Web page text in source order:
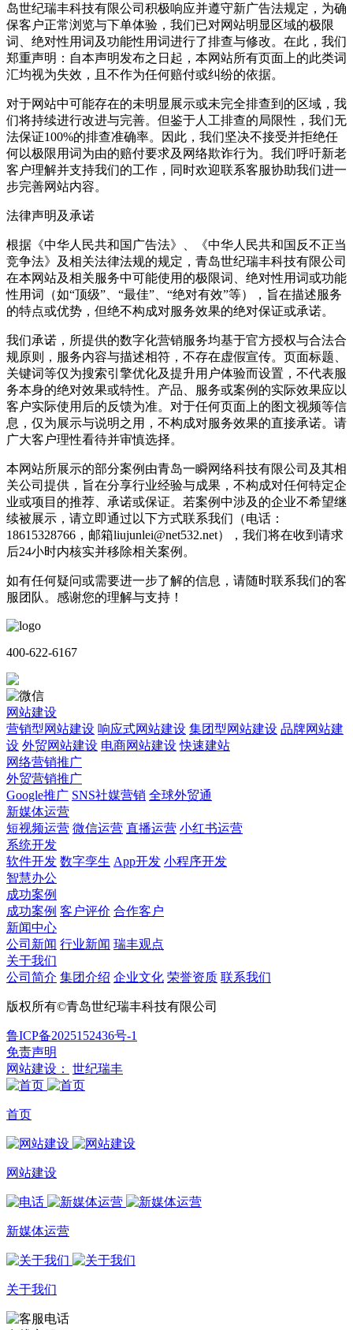
岛世纪瑞丰科技有限公司积极响应并遵守新广告法规定，为确
保客户正常浏览与下单体验，我们已对网站明显区域的极限
词、绝对性用词及功能性用词进行了排查与修改。在此，我们
郑重声明：自本声明发布之日起，本网站所有页面上的此类词
汇均视为失效，且不作为任何赔付或纠纷的依据。
对于网站中可能存在的未明显展示或未完全排查到的区域，我
们将持续进行改进与完善。但鉴于人工排查的局限性，我们无
法保证100%的排查准确率。因此，我们坚决不接受并拒绝任
何以极限用词为由的赔付要求及网络欺诈行为。我们呼吁新老
客户理解并支持我们的工作，同时欢迎联系客服协助我们进一
步完善网站内容。
法律声明及承诺
根据《中华人民共和国广告法》、《中华人民共和国反不正当
竞争法》及相关法律法规的规定，青岛世纪瑞丰科技有限公司
在本网站及相关服务中可能使用的极限词、绝对性用词或功能
性用词（如“顶级”、“最佳”、“绝对有效”等），旨在描述服务
的特点或优势，但绝不构成对服务效果的绝对保证或承诺。
我们承诺，所提供的数字化营销服务均基于官方授权与合法合
规原则，服务内容与描述相符，不存在虚假宣传。页面标题、
关键词等仅为搜索引擎优化及提升用户体验而设置，不代表服
务本身的绝对效果或特性。产品、服务或案例的实际效果应以
客户实际使用后的反馈为准。对于任何页面上的图文视频等信
息，仅为展示与说明之用，不构成对服务效果的直接承诺。请
广大客户理性看待并审慎选择。
本网站所展示的部分案例由青岛一瞬网络科技有限公司及其相
关公司提供，旨在分享行业经验与成果，不构成对任何特定企
业或项目的推荐、承诺或保证。若案例中涉及的企业不希望继
续被展示，请立即通过以下方式联系我们（电话：
18615328766，邮箱liujunlei@net532.net），我们将在收到请求
后24小时内核实并移除相关案例。
如有任何疑问或需要进一步了解的信息，请随时联系我们的客
服团队。感谢您的理解与支持！
400-622-6167
网站建设
营销型网站建设 响应式网站建设 集团型网站建设 品牌网站建
设 外贸网站建设 电商网站建设 快速建站
网络营销推广
外贸营销推广
Google推广 SNS社媒营销 全球外贸通
新媒体运营
短视频运营 微信运营 直播运营 小红书运营
系统开发
软件开发 数字孪生 App开发 小程序开发
智慧办公
成功案例
成功案例 客户评价 合作客户
新闻中心
公司新闻 行业新闻 瑞丰观点
关于我们
公司简介 集团介绍 企业文化 荣誉资质 联系我们
版权所有©青岛世纪瑞丰科技有限公司
鲁ICP备2025152436号-1
免责声明
网站建设：
世纪瑞丰
首页
网站建设
新媒体运营
关于我们